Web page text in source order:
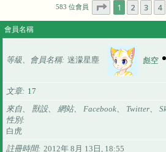
583 位會員 第 1 頁 (共24 頁)
1 2 3 4
會員名稱
等級、會員名稱 迷濛星塵 彪空
文章
17
來自、 獸設、 網站、 Facebook、 Twitter、
性別
白虎
註冊時間
2012年 8月 13日, 18:55